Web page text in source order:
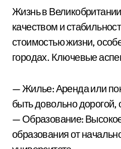
Жизнь в
качеством и
стоимостью жизни,
городах. Ключевые
— Жилье: Аренда или
быть довольно
— Образование:
образования от